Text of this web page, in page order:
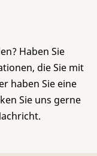
Haben Sie
die Sie mit
haben Sie eine
Sie uns gerne